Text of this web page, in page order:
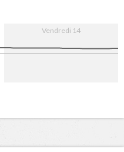
Vendredi 14